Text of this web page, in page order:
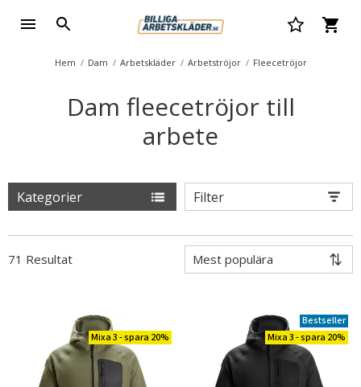
Hem Dam Arbetskläder Arbetströjor Fleecetröjor
Dam fleecetröjor till
arbete
Kategorier Filter
71 Resultat
Mixa 3 - spara 20%
Bestseller
Mixa 3 - spara 20%